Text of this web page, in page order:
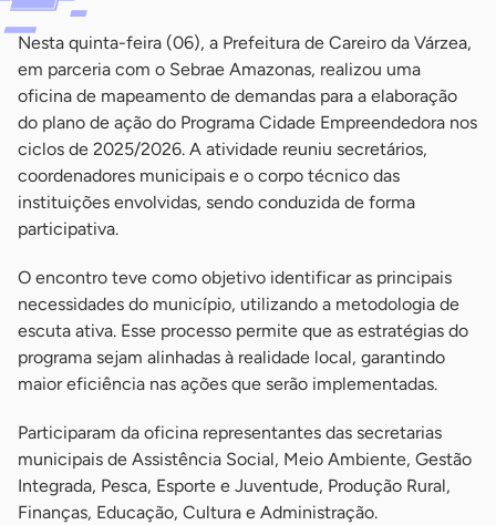
Nesta quinta-feira (06), a Prefeitura de Careiro da Várzea,
em parceria com o Sebrae Amazonas, realizou uma
oficina de mapeamento de demandas para a elaboração
do plano de ação do Programa Cidade Empreendedora nos
ciclos de 2025/2026. A atividade reuniu secretários,
coordenadores municipais e o corpo técnico das
instituições envolvidas, sendo conduzida de forma
participativa.
O encontro teve como objetivo identificar as principais
necessidades do município, utilizando a metodologia de
escuta ativa. Esse processo permite que as estratégias do
programa sejam alinhadas à realidade local, garantindo
maior eficiência nas ações que serão implementadas.
Participaram da oficina representantes das secretarias
municipais de Assistência Social, Meio Ambiente, Gestão
Integrada, Pesca, Esporte e Juventude, Produção Rural,
Finanças, Educação, Cultura e Administração.